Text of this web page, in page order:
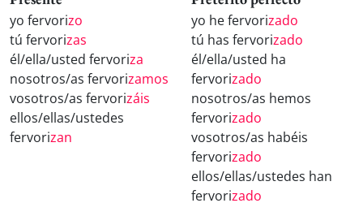
yo fervorizo
tú fervorizas
él/ella/usted fervoriza
nosotros/as fervorizamos
vosotros/as fervorizáis
ellos/ellas/ustedes
fervorizan
yo he fervorizado
tú has fervorizado
él/ella/usted ha
fervorizado
nosotros/as hemos
fervorizado
vosotros/as habéis
fervorizado
ellos/ellas/ustedes han
fervorizado